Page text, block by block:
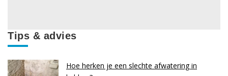
Tips & advies
Hoe herken je een slechte afwatering in